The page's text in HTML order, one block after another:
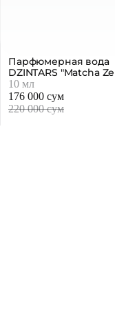
Парфюм Dzintars
"Dangerous Lily", унисекс,
10 мл